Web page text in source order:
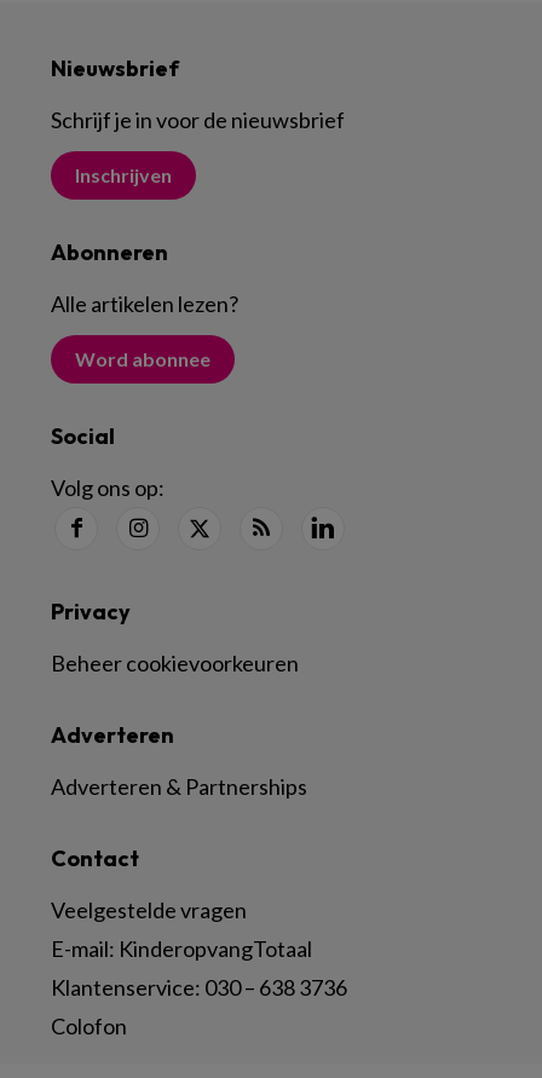
Nieuwsbrief
Schrijf je in voor de nieuwsbrief
Inschrijven
Abonneren
Alle artikelen lezen?
Word abonnee
Social
Volg ons op:
Contact
Veelgestelde vragen
E-mail: KinderopvangTotaal
Klantenservice: 030 – 638 3736
Colofon
Adverteren
Adverteren & Partnerships
Privacy
Beheer cookievoorkeuren